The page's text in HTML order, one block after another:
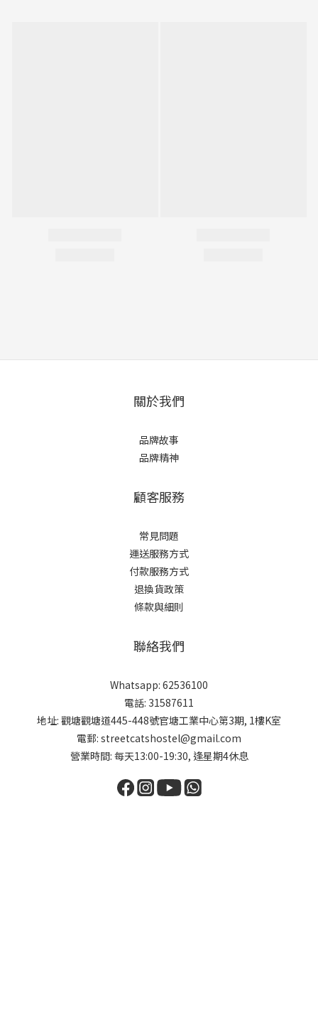
關於我們
品牌故事
品牌精神
顧客服務
常見問題
運送服務方式
付款服務方式
退換貨政策
條款與細則
聯絡我們
Whatsapp: 62536100
電話: 31587611
地址: 觀塘觀塘道445-448號官塘工業中心第3期, 1樓K室
電郵: streetcatshostel@gmail.com
營業時間: 每天13:00-19:30, 逢星期4休息